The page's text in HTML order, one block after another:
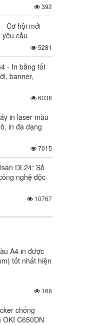
392
Cơ hội mới
yêu cầu
5281
- In bằng tốt
banner,
6038
in laser màu
in đa dạng
7015
DL24: Số
nghệ độc
10767
A4 in được
tốt nhất hiện
168
chống
C650DN